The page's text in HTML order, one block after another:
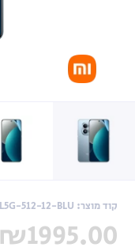
קוד מוצר: XRN15PROPL5G-512-12-BLU
₪1995.00